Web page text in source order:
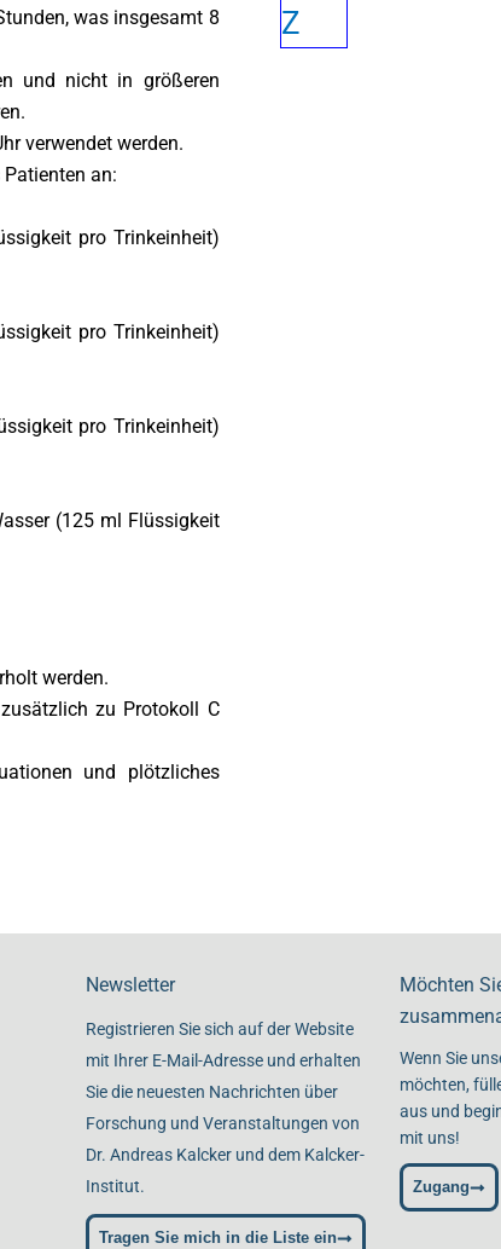
was insgesamt 8
und nicht in größeren
verwendet werden.
an:
pro Trinkeinheit)
pro Trinkeinheit)
pro Trinkeinheit)
(125 ml Flüssigkeit
werden.
zu Protokoll C
und plötzliches
Z
Newsletter
Registrieren Sie sich auf der Website
mit Ihrer E-Mail-Adresse und erhalten
Sie die neuesten Nachrichten über
Forschung und Veranstaltungen von
Dr. Andreas Kalcker und dem Kalcker-
Institut.
Tragen Sie mich in die Liste ein
Möchten
Wenn Sie
möchten,
aus und
mit uns!
Zugang